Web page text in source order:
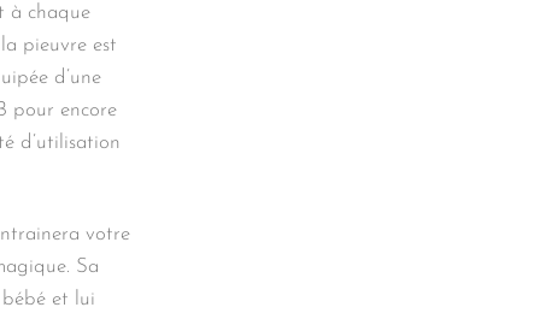
à chaque
pieuvre est
d’une
pour encore
d’utilisation
votre
Sa
et lui